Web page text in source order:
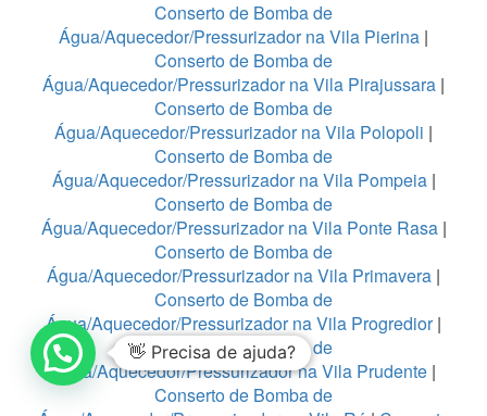
Conserto de Bomba de
Água/Aquecedor/Pressurizador na Vila Pierina |
Conserto de Bomba de
Água/Aquecedor/Pressurizador na Vila Pirajussara |
Conserto de Bomba de
Água/Aquecedor/Pressurizador na Vila Polopoli |
Conserto de Bomba de
Água/Aquecedor/Pressurizador na Vila Pompeia|
Conserto de Bomba de
Água/Aquecedor/Pressurizador na Vila Ponte Rasa|
Conserto de Bomba de
Água/Aquecedor/Pressurizador na Vila Primavera |
Conserto de Bomba de
Água/Aquecedor/Pressurizador na Vila Progredior|
Conserto de Bomba de
Água/Aquecedor/Pressurizador na Vila Prudente |
Conserto de Bomba de
👋 Precisa de ajuda?